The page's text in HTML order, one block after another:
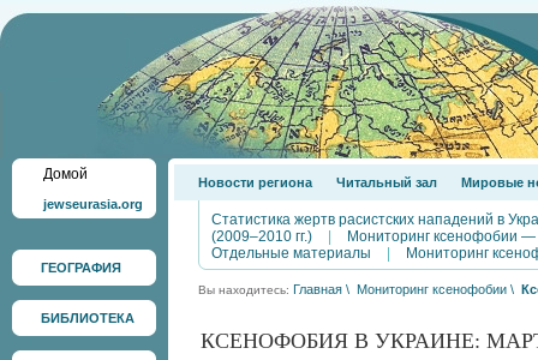
Домой
jewseurasia.org
ГЕОГРАФИЯ
БИБЛИОТЕКА
Новости региона Читальный зал Мировые
Статистика жертв расистских нападений в
(2009–2010 гг.)
Мониторинг ксенофобии —
Отдельные материалы
Мониторинг
Вы находитесь: Главная \ Мониторинг ксенофобии \
КСЕНОФОБИЯ В УКРАИНЕ: МАРТ